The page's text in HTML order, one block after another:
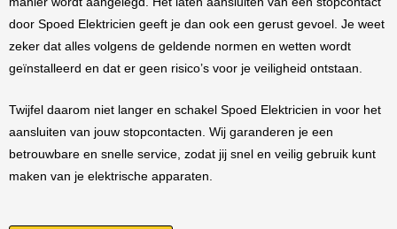
door Spoed Elektricien geeft je dan ook een gerust gevoel. Je weet
zeker dat alles volgens de geldende normen en wetten wordt
geïnstalleerd en dat er geen risico’s voor je veiligheid ontstaan.
Twijfel daarom niet langer en schakel Spoed Elektricien in voor het
aansluiten van jouw stopcontacten. Wij garanderen je een
betrouwbare en snelle service, zodat jij snel en veilig gebruik kunt
maken van je elektrische apparaten.